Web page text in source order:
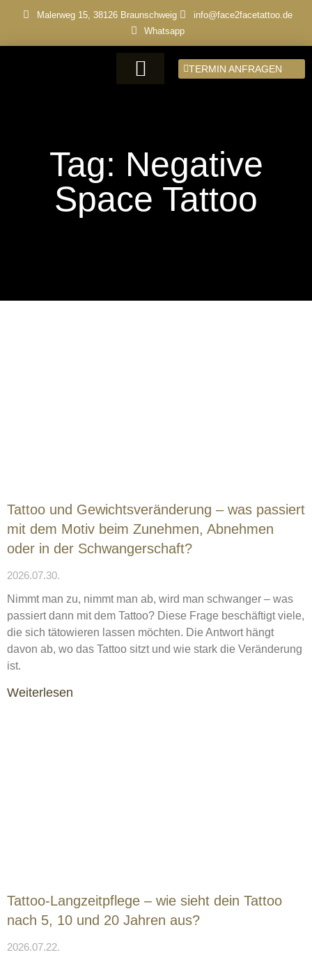
Malerweg 15, 38126 Braunschweig
info@face2facetattoo.de
Whatsapp
TERMIN ANFRAGEN
Tag: Negative
Space Tattoo
Tattoo und Gewichtsveränderung – was passiert
mit dem Motiv beim Zunehmen, Abnehmen
oder in der Schwangerschaft?
2026.07.30.
Nimmt man zu, nimmt man ab, wird man schwanger – was
passiert dann mit dem Tattoo? Diese Frage beschäftigt viele,
die sich tätowieren lassen möchten. Die Antwort hängt
davon ab, wo das Tattoo sitzt und wie stark die Veränderung
ist.
Weiterlesen
Tattoo-Langzeitpflege – wie sieht dein Tattoo
nach 5, 10 und 20 Jahren aus?
2026.07.22.